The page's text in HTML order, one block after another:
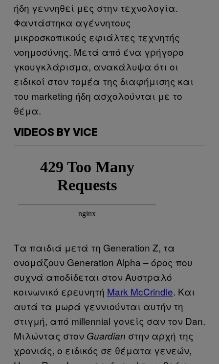
ήδη γεννηθεί μες στην τεχνολογία.
Φαντάστηκα αγέννητους
μικροσκοπικούς εφιάλτες τεχνητής
νοημοσύνης. Μετά από ένα γρήγορο
γκουγκλάρισμα, ανακάλυψα ότι οι
ειδικοί στον τομέα της διαφήμισης και
του marketing ήδη ασχολούνται με το
θέμα.
VIDEOS BY VICE
Τα παιδιά μετά τη Generation Z, τα
ονομάζουν Generation Alpha – όρος που
συχνά αποδίδεται στον Αυστραλό
κοινωνικό ερευνητή Mark McCrindle. Και
αυτά τα μωρά γεννιούνται αυτήν τη
στιγμή, από millennial γονείς σαν τον Dan.
Μιλώντας στον Guardian στην αρχή της
χρονιάς, ο ειδικός σε θέματα γενεών,